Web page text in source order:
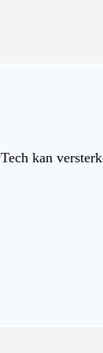
kan